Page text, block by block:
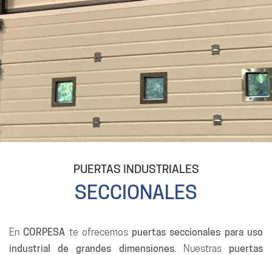
PUERTAS INDUSTRIALES
SECCIONALES
EnCORPESA te ofrecemos puertas seccionales para uso
industrial de grandes dimensiones. Nuestras puertas